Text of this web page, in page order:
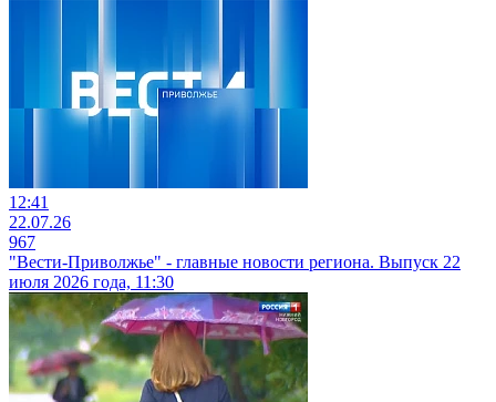
12:41
22.07.26
967
"Вести-Приволжье" - главные новости региона. Выпуск 22
июля 2026 года, 11:30